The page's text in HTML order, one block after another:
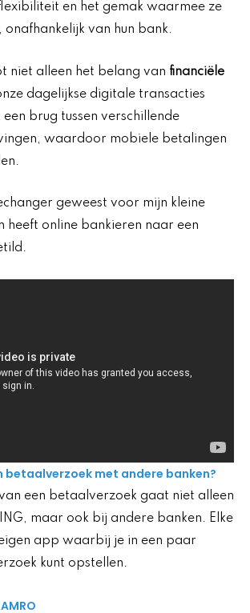
en het gemak waarmee ze
onafhankelijk van hun bank.
niet alleen het belang van financiële
dagelijkse digitale transacties
brug tussen verschillende
waardoor mobiele betalingen
geweest voor mijn kleine
heeft online bankieren naar een
betaalverzoek met andere banken?
een betaalverzoek gaat niet alleen
maar ook bij andere banken. Elke
app waarbij je in een paar
kunt opstellen.